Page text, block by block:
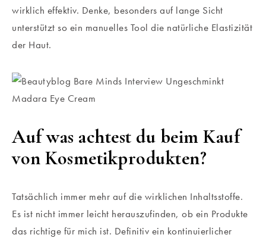
wirklich effektiv. Denke, besonders auf lange Sicht
unterstützt so ein manuelles Tool die natürliche Elastizität
der Haut.
Auf was achtest du beim Kauf
von Kosmetikprodukten?
Tatsächlich immer mehr auf die wirklichen Inhaltsstoffe.
Es ist nicht immer leicht herauszufinden, ob ein Produkte
das richtige für mich ist. Definitiv ein kontinuierlicher